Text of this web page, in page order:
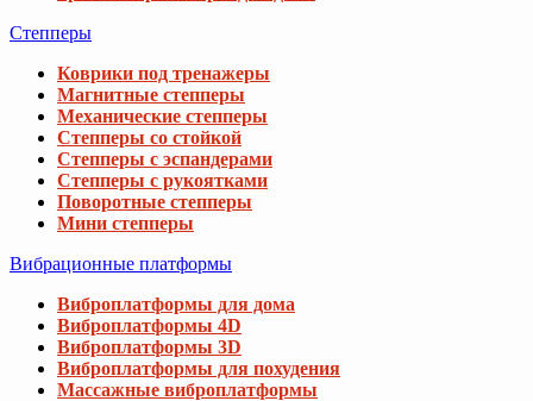
Степперы
Коврики под тренажеры
Магнитные степперы
Механические степперы
Степперы со стойкой
Степперы с эспандерами
Степперы с рукоятками
Поворотные степперы
Мини степперы
Вибрационные платформы
Виброплатформы для дома
Виброплатформы 4D
Виброплатформы 3D
Виброплатформы для похудения
Массажные виброплатформы